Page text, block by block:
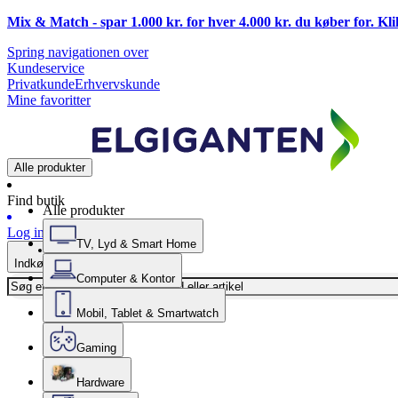
Mix & Match - spar 1.000 kr. for hver 4.000 kr. du køber for.
Spring navigationen over
Kundeservice
PrivatkundeErhvervskunde
Mine favoritter
Alle produkter
Find butik
Log ind
Indkøbskurv
Alle produkter
TV, Lyd & Smart Home
Computer & Kontor
Mobil, Tablet & Smartwatch
Gaming
Hardware